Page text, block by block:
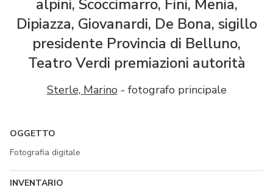
alpini, Scoccimarro, Fini, Menia,
Dipiazza, Giovanardi, De Bona, sigillo
presidente Provincia di Belluno,
Teatro Verdi premiazioni autorità
Sterle, Marino- fotografo principale
OGGETTO
Fotografia digitale
INVENTARIO